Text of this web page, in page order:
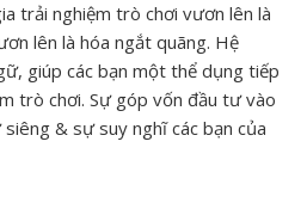
trải nghiệm trò chơi vươn lên là
lên là hóa ngắt quãng. Hệ
giúp các bạn một thể dụng tiếp
trò chơi. Sự góp vốn đầu tư vào
& sự suy nghĩ các bạn của